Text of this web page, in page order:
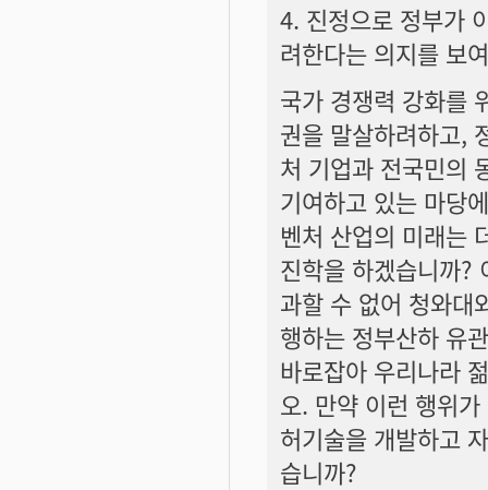
4. 진정으로 정부가
려한다는 의지를 보
국가 경쟁력 강화를
권을 말살하려하고,
처 기업과 전국민의
기여하고 있는 마당
벤처 산업의 미래는
진학을 하겠습니까?
과할 수 없어 청와대
행하는 정부산하 유
바로잡아 우리나라
오. 만약 이런 행위
허기술을 개발하고
습니까?